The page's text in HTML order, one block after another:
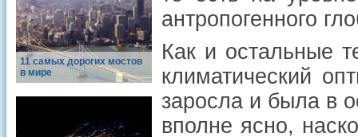
11 самых дорогих мостов
в мире
антропогенного
Как и остальные
климатический
заросла и была в
вполне ясно,